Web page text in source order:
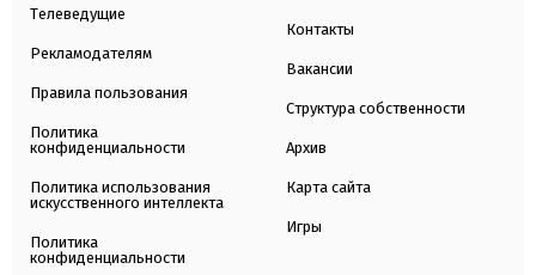
Телеведущие
Рекламодателям
Правила пользования
Политика
конфиденциальности
Политика использования
искусственного интеллекта
Политика
конфиденциальности
Контакты
Вакансии
Структура собственности
Архив
Карта сайта
Игры